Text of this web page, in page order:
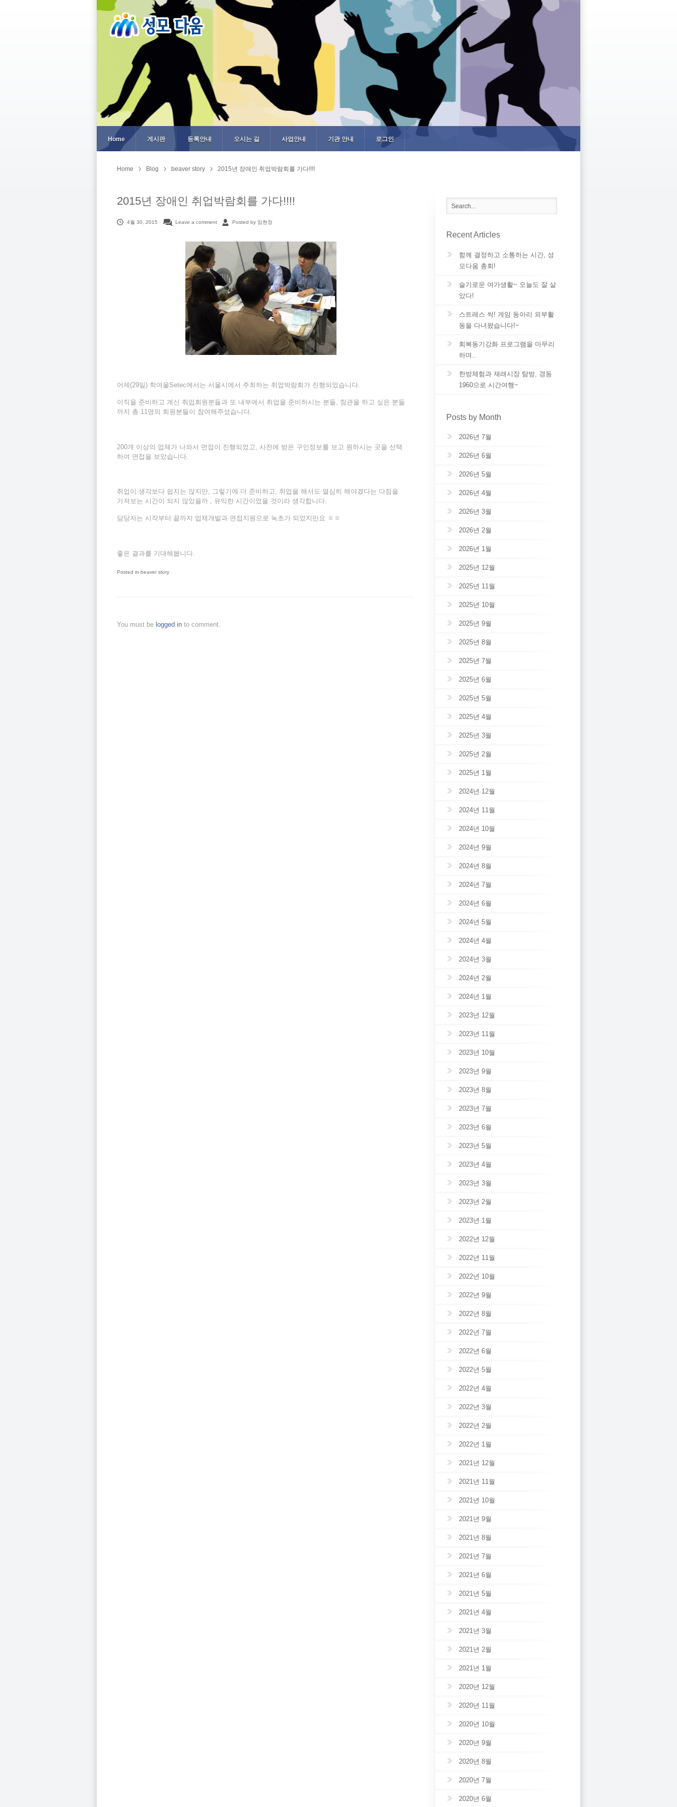
Home 게시판 등록안내 오시는 길 사업안내 기관 안내 로그인
Home Blog beaver story 2015년 장애인 취업박람회를 가다!!!!
2015년 장애인 취업박람회를 가다!!!!
4월 30, 2015 Leave a comment Posted by 임현정
어제(29일) 학여울Setec에서는 서울시에서 주최하는 취업박람회가 진행되었습니다.
이직을 준비하고 계신 취업회원분들과 또 내부에서 취업을 준비하시는 분들, 참관을 하고 싶은 분들
까지 총 11명의 회원분들이 참여해주셨습니다.
200개 이상의 업체가 나와서 면접이 진행되었고, 사전에 받은 구인정보를 보고 원하시는 곳을 선택
하여 면접을 보았습니다.
취업이 생각보다 쉽지는 않지만, 그렇기에 더 준비하고, 취업을 해서도 열심히 해야겠다는 다짐을
가져보는 시간이 되지 않았을까 , 유익한 시간이었을 것이라 생각합니다.
담당자는 시작부터 끝까지 업체개발과 면접지원으로 녹초가 되었지만요 ㅎㅎ
좋은 결과를 기대해봅니다.
Posted in beaver story
You must be logged in to comment.
Recent Articles
함께 결정하고 소통하는 시간, 성
모다움 총회!
슬기로운 여가생활~ 오늘도 잘 살
았다!
스트레스 싹! 게임 동아리 외부활
동을 다녀왔습니다!~
회복동기강화 프로그램을 마무리
하며..
한방체험과 재래시장 탐방, 경동
1960으로 시간여행~
Posts by Month
2026년 7월
2026년 6월
2026년 5월
2026년 4월
2026년 3월
2026년 2월
2026년 1월
2025년 12월
2025년 11월
2025년 10월
2025년 9월
2025년 8월
2025년 7월
2025년 6월
2025년 5월
2025년 4월
2025년 3월
2025년 2월
2025년 1월
2024년 12월
2024년 11월
2024년 10월
2024년 9월
2024년 8월
2024년 7월
2024년 6월
2024년 5월
2024년 4월
2024년 3월
2024년 2월
2024년 1월
2023년 12월
2023년 11월
2023년 10월
2023년 9월
2023년 8월
2023년 7월
2023년 6월
2023년 5월
2023년 4월
2023년 3월
2023년 2월
2023년 1월
2022년 12월
2022년 11월
2022년 10월
2022년 9월
2022년 8월
2022년 7월
2022년 6월
2022년 5월
2022년 4월
2022년 3월
2022년 2월
2022년 1월
2021년 12월
2021년 11월
2021년 10월
2021년 9월
2021년 8월
2021년 7월
2021년 6월
2021년 5월
2021년 4월
2021년 3월
2021년 2월
2021년 1월
2020년 12월
2020년 11월
2020년 10월
2020년 9월
2020년 8월
2020년 7월
2020년 6월